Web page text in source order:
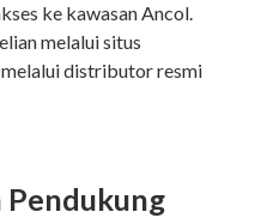
ke kawasan Ancol.
melalui situs
distributor resmi
Pendukung